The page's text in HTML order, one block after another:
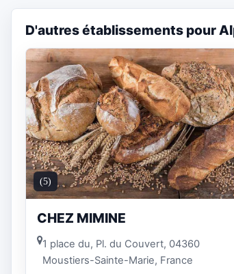
D'autres établissements pour
(5)
CHEZ MIMINE
1 place du, Pl. du Couvert, 04360
Moustiers-Sainte-Marie, France